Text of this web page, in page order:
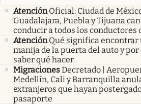
Atención Oficial: Ciudad de
Guadalajara, Puebla y Tijuana
conducir a todos los conductores
Atención Qué significa encontrar
manija de la puerta del auto y
saber qué hacer
MigracionesDecretado |
Medellín, Cali y Barranquilla
extranjeros que hayan
pasaporte